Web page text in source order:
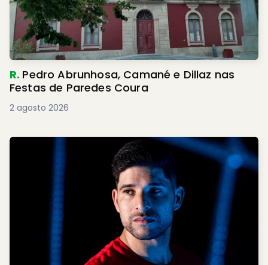
R. Pedro Abrunhosa, Camané e Dillaz nas
Festas de Paredes Coura
2 agosto 2026